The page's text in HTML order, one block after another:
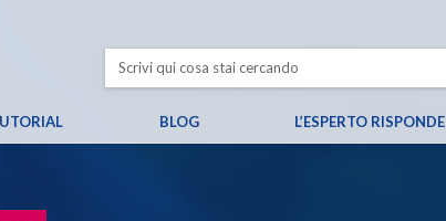
BLOG L’ESPERTO RISPONDE